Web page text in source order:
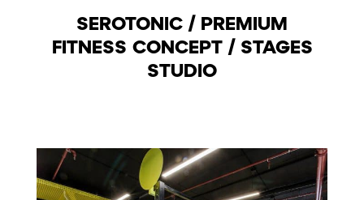
SEROTONIC / PREMIUM
FITNESS CONCEPT / STAGES
STUDIO